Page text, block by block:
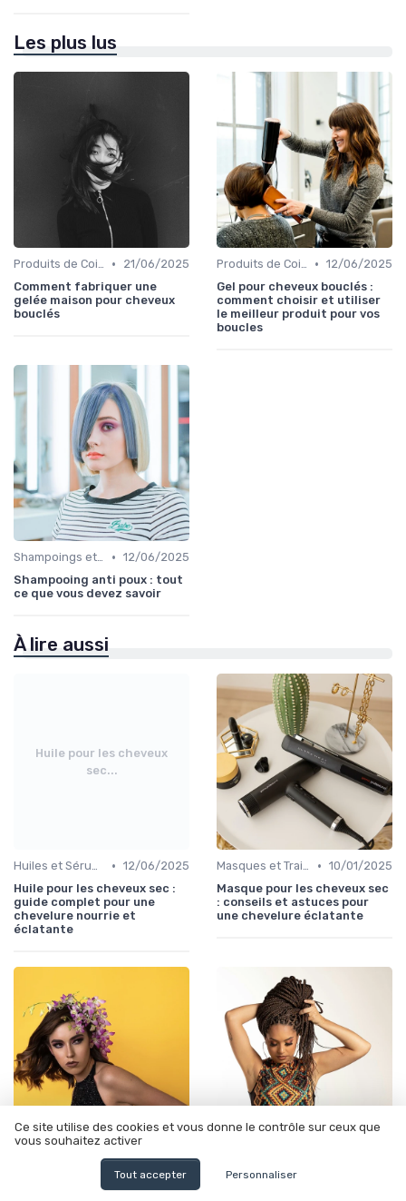
Les plus lus
Produits de Coiffage •
21/06/2025
Comment fabriquer une
gelée maison pour cheveux
bouclés
Produits de Coiffage • 12/06/2025
Gel pour cheveux bouclés :
comment choisir et utiliser
le meilleur produit pour vos
boucles
Shampoings et Après-Shampoings • 12/06/2025
Shampooing anti poux : tout
ce que vous devez savoir
À lire aussi
Huile pour les cheveux
sec...
Huiles et Sérums • 12/06/2025
Huile pour les cheveux sec :
guide complet pour une
chevelure nourrie et
éclatante
Masques et Traitements en Profondeur • 10/01/2025
Masque pour les cheveux sec
: conseils et astuces pour
une chevelure éclatante
• 10/01/2025
Meilleur huile pour cheveux
Cheveux bouclés creme :
Ce site utilise des cookies et vous donne le contrôle sur ceux que
vous souhaitez activer
Tout accepter Personnaliser